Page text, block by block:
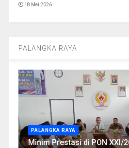
18 Mei 2026
PALANGKA RAYA
PALANGKA RAYA
Minim Prestasi di PON XXI/